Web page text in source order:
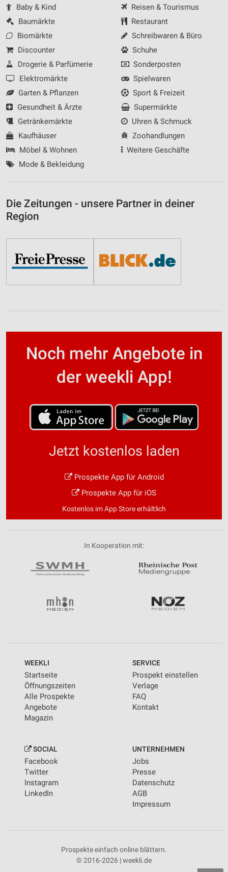
Baby & Kind
Baumärkte
Biomärkte
Discounter
Drogerie & Parfümerie
Elektromärkte
Garten & Pflanzen
Gesundheit & Ärzte
Getränkemärkte
Kaufhäuser
Möbel & Wohnen
Mode & Bekleidung
Reisen & Tourismus
Restaurant
Schreibwaren & Büro
Schuhe
Sonderposten
Spielwaren
Sport & Freizeit
Supermärkte
Uhren & Schmuck
Zoohandlungen
Weitere Geschäfte
Die Zeitungen - unsere Partner in deiner
Region
Noch mehr Angebote in
der weekli App!
Jetzt kostenlos laden
Prospekte App für Android
Prospekte App für iOS
Kostenlos im App Store erhältlich
In Kooperation mit:
WEEKLI
Startseite
Öffnungszeiten
Alle Prospekte
Angebote
Magazin
SERVICE
Prospekt einstellen
Verlage
FAQ
Kontakt
SOCIAL
Facebook
Twitter
Instagram
LinkedIn
UNTERNEHMEN
Jobs
Presse
Datenschutz
AGB
Impressum
Prospekte einfach online blättern.
© 2016-2026 | weekli.de